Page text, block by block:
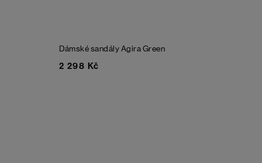
Dámské sandály AgiraGreen
2 298 Kč